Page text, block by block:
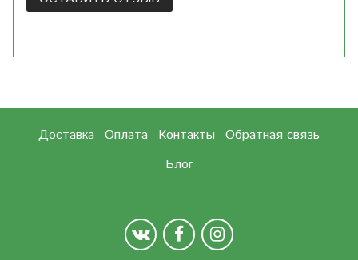
Доставка Оплата Контакты
Обратная связь
Блог